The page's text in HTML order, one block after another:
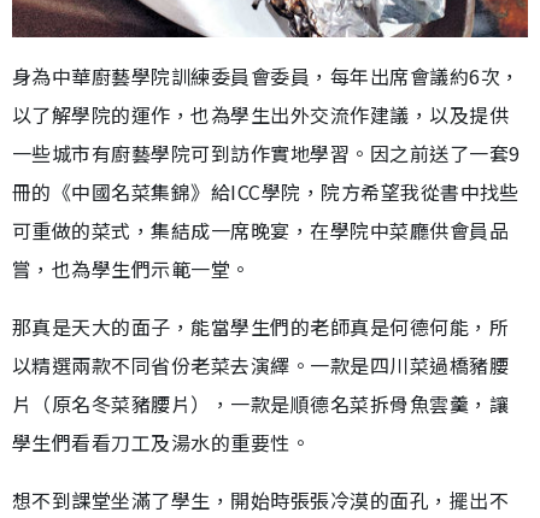
身為中華廚藝學院訓練委員會委員，每年出席會議約6次，
以了解學院的運作，也為學生出外交流作建議，以及提供
一些城市有廚藝學院可到訪作實地學習。因之前送了一套9
冊的《中國名菜集錦》給ICC學院，院方希望我從書中找些
可重做的菜式，集結成一席晚宴，在學院中菜廳供會員品
嘗，也為學生們示範一堂。
那真是天大的面子，能當學生們的老師真是何德何能，所
以精選兩款不同省份老菜去演繹。一款是四川菜過橋豬腰
片（原名冬菜豬腰片），一款是順德名菜拆骨魚雲羹，讓
學生們看看刀工及湯水的重要性。
想不到課堂坐滿了學生，開始時張張冷漠的面孔，擺出不